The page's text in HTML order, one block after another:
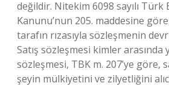
değildir. Nitekim 6098 sayılı Türk
Kanunu’nun 205. maddesine
tarafın rızasıyla sözleşmenin
Satış sözleşmesi kimler arasında
sözleşmesi, TBK m. 207’ye göre,
şeyin mülkiyetini ve zilyetliğini